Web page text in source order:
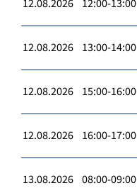
12.08.2026 12:00-13:00
12.08.2026 13:00-14:00
12.08.2026 15:00-16:00
12.08.2026 16:00-17:00
13.08.2026 08:00-09:00